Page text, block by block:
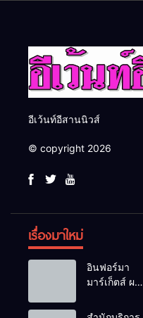
อีเว้นท์อีสานนิวส์
© copyright 2026
เรื่องมาใหม่
อินฟอร์มา
มาร์เก็ตส์ ผนึก
ธุรกิจท่อง